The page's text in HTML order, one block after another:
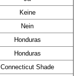
Keine
Nein
Honduras
Honduras
Connecticut Shade